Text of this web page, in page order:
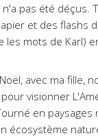
n'a pas été déçus.
et des flashs
mots de Karl)
avec ma fille,
visionner
en paysages
écosystème